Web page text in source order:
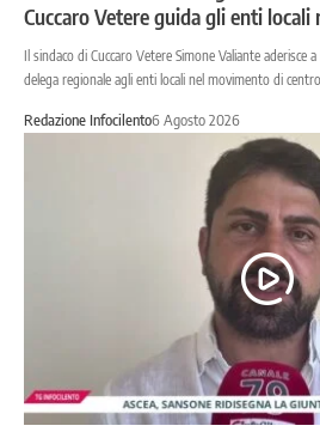
Cuccaro Vetere guida gli enti locali
Il sindaco di Cuccaro Vetere Simone Valiante aderisce
delega regionale agli enti locali nel movimento di
Redazione Infocilento6 Agosto 2026